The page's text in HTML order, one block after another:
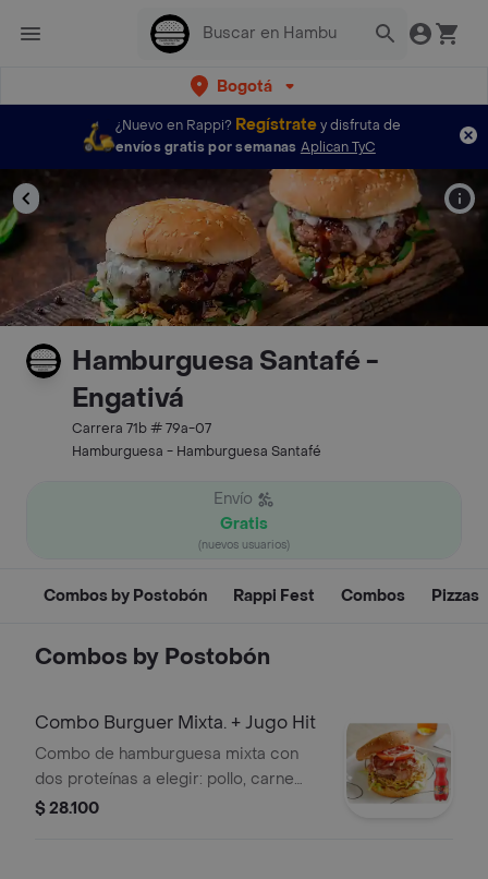
Bogotá
¿Nuevo en Rappi? Regístratey disfruta de
envíos gratis por semanas Aplican TyC
Hamburguesa Santafé -
Engativá
Carrera 71b # 79a-07
Hamburguesa - Hamburguesa Santafé
Envío
Gratis
(nuevos usuarios)
Combos by Postobón Rappi Fest Combos Pizzas
Combos by Postobón
Combo Burguer Mixta. + Jugo Hit
Combo de hamburguesa mixta con
dos proteínas a elegir: pollo, carne
molida, chorizo o tocineta. Incluye
$ 28.100